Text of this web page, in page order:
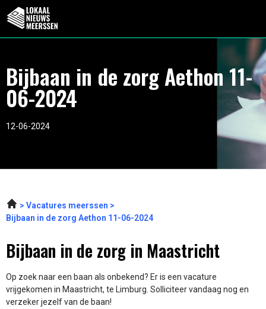
Bijbaan in de zorg Aethon 11-
06-2024
12-06-2024
Vacatures meerssen
Bijbaan in de zorg Aethon 11-06-2024
Bijbaan in de zorg in Maastricht
Op zoek naar een baan als onbekend? Er is een vacature
vrijgekomen in Maastricht, te Limburg. Solliciteer vandaag nog en
verzeker jezelf van de baan!